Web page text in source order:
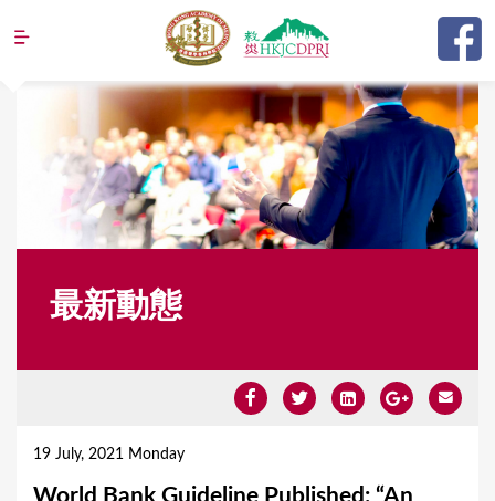
Jump to navigation
最新動態
19 July, 2021 Monday
World Bank Guideline Published: “An